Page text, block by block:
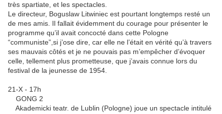
très spartiate, et les spectacles.
Le directeur, Boguslaw Litwiniec est pourtant longtemps resté un
de mes amis. Il fallait évidemment du courage pour présenter le
programme qu’il avait concocté dans cette Pologne
“communiste”,si j’ose dire, car elle ne l’était en vérité qu’à travers
ses mauvais côtés et je ne pouvais pas m’empêcher d’évoquer
celle, tellement plus prometteuse, que j’avais connue lors du
festival de la jeunesse de 1954.
21-X - 17h
GONG 2
Akademicki teatr. de Lublin (Pologne) joue un spectacle intitulé